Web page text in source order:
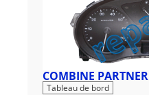
COMBINE PARTNER
Tableau de bord